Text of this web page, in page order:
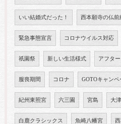
いい結婚式だった！ 西本願寺の仏前
緊急事態宣言 コロナウイルス対応
祇園祭 新しい生活様式 アフタ
服喪期間 コロナ GOTOキャンペ
紀州東照宮 六三園 宮島 大
白鹿クラシックス 魚崎八幡宮